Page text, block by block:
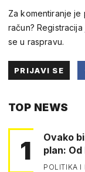
Za komentiranje je
račun?
se u raspravu.
PRIJAVI SE
TOP NEWS
1
Ovako
plan:
POLITIKA I